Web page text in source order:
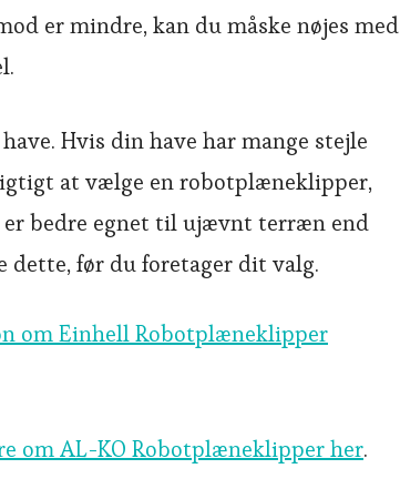
er mindre, kan du måske nøjes med
Hvis din have har mange stejle
at vælge en robotplæneklipper,
er bedre egnet til ujævnt terræn end
dette, før du foretager dit valg.
om Einhell Robotplæneklipper
om AL-KO Robotplæneklipper her.